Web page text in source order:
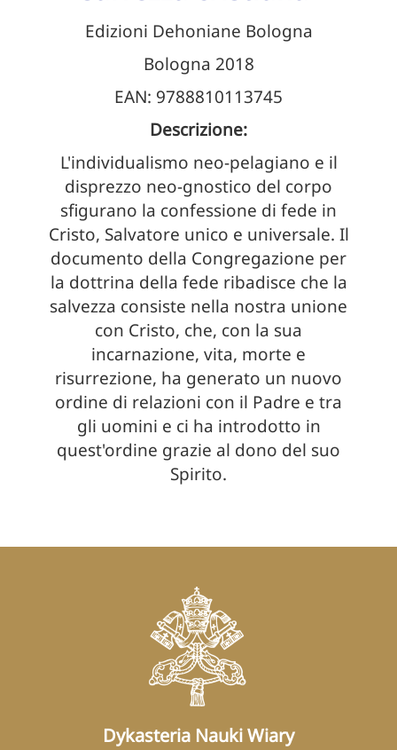
Edizioni Dehoniane Bologna
Bologna 2018
EAN: 9788810113745
Descrizione:
L'individualismo neo-pelagiano e il
disprezzo neo-gnostico del corpo
sfigurano la confessione di fede in
Cristo, Salvatore unico e universale. Il
documento della Congregazione per
la dottrina della fede ribadisce che la
salvezza consiste nella nostra unione
con Cristo, che, con la sua
incarnazione, vita, morte e
risurrezione, ha generato un nuovo
ordine di relazioni con il Padre e tra
gli uomini e ci ha introdotto in
quest'ordine grazie al dono del suo
Spirito.
Dykasteria Nauki Wiary